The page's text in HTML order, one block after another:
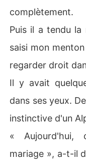
complètement.
Puis il a tendu
saisi mon
regarder droit
Il y avait
dans ses yeux.
instinctive d'un
« Aujourd'hui,
mariage », a-t-il